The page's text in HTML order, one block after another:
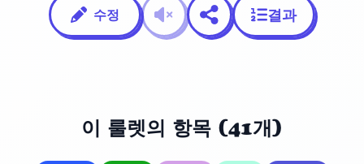
수정 결과
이 룰렛의 항목 (41개)